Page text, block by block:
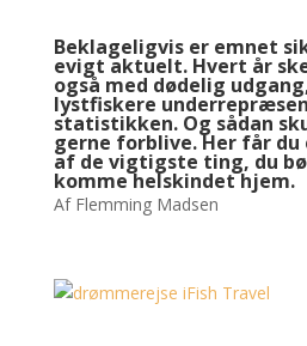
Beklageligvis er emnet
evigt aktuelt. Hvert år
også med dødelig
lystfiskere
statistikken. Og sådan
gerne forblive. Her får du
af de vigtigste ting, du
komme helskindet hjem.
Af Flemming Madsen